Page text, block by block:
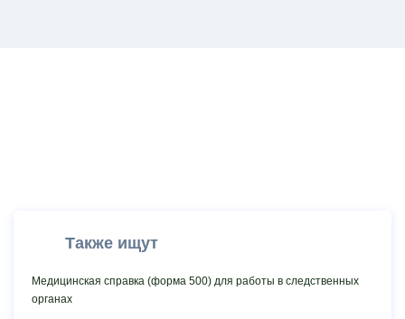
Также ищут
Медицинская cправка (форма 500) для работы в следственных
органах